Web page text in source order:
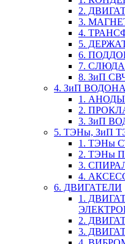
2.
3.
4.
5.
6.
7.
8. ЗиП
4. ЗиП
1.
2.
3. ЗиП
5. ТЭНы, ЗиП
1. ТЭНы
2. ТЭНы
3.
4.
6. ДВИГАТЕЛИ
1.
2.
3.